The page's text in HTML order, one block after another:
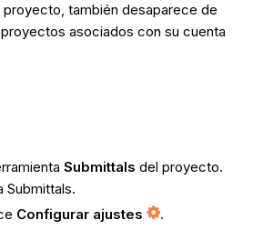
proyecto, también desaparece de
asociados con su cuenta
Submittals del proyecto.
Submittals.
Configurar ajustes
.